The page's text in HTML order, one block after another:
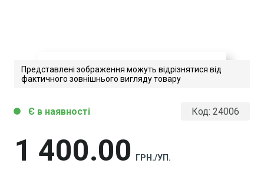
frontrock-premium
Представлені зображення можуть відрізнятися від
фактичного зовнішнього вигляду товару
Код: 24006
1 400 00 ГРН./УП.
circle Є в наявності